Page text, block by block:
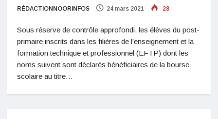
RÉDACTIONNOORINFOS 24 mars 2021 28
Sous réserve de contrôle approfondi, les élèves du post-
primaire inscrits dans les filières de l’enseignement et la
formation technique et professionnel (EFTP) dont les
noms suivent sont déclarés bénéficiaires de la bourse
scolaire au titre…